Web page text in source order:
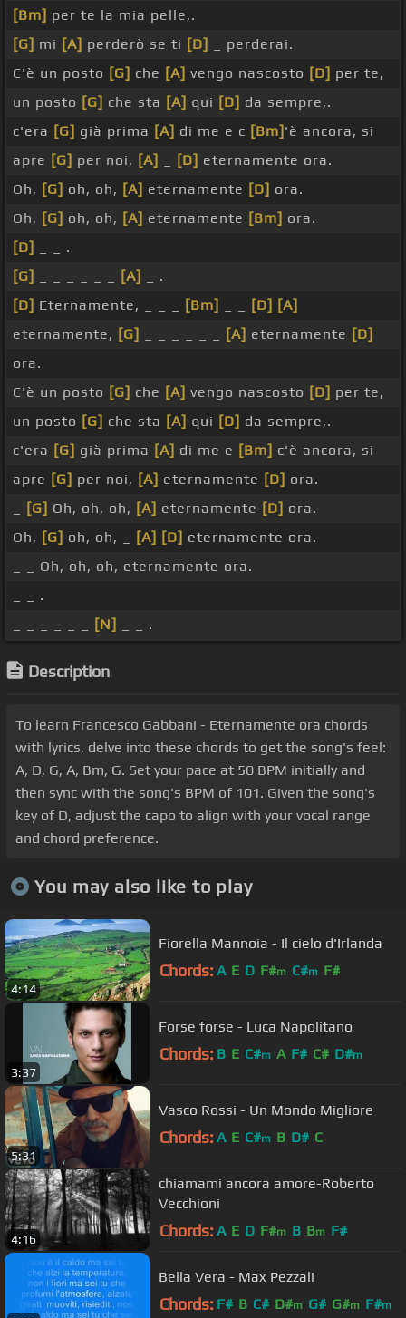
[Bm] per te la mia pelle,.
[G] mi [A] perderò se ti [D]
_ perderai.
C'è un posto [G] che [A] vengo nascosto [D] per te,
un posto [G] che sta [A] qui [D] da sempre,.
c'era [G] già prima [A] di me e c [Bm] 'è ancora, si
apre [G] per noi, [A] [D] eternamente ora.
Oh, [G] oh, oh, [A] eternamente [D] ora.
Oh, [G] oh, oh, [A] eternamente [Bm] ora.
[D]
_ _ .
[G]
[A]
_ .
[D] Eternamente, _ _ _ [Bm] [D] [A]
eternamente, [G] [A] eternamente [D]
ora.
C'è un posto [G] che [A] vengo nascosto [D] per te,
un posto [G] che sta [A] qui [D] da sempre,.
c'era [G] già prima [A] di me e [Bm] c'è ancora, si
apre [G] per noi, [A] eternamente [D] ora.
[G] Oh, oh, oh, [A] eternamente [D] ora.
Oh, [G] oh, oh, _ [A] [D] eternamente ora.
_ _ Oh, oh, oh, eternamente ora.
_ _ .
[N] _ _ .
Description
To learn Francesco Gabbani - Eternamente ora chords
with lyrics, delve into these chords to get the song's feel:
A, D, G, A, Bm, G. Set your pace at 50 BPM initially and
then sync with the song's BPM of 101. Given the song's
key of D, adjust the capo to align with your vocal range
and chord preference.
You may also like to play
4:14
Fiorella Mannoia - Il cielo d'Irlanda
Chords: A E D F#m C#m F#
3:37
Forse forse - Luca Napolitano
Chords: B E C#m A F# C# D#m
5:31
Vasco Rossi - Un Mondo Migliore
Chords: A E C#m B D# C
4:16
chiamami ancora amore-Roberto
Vecchioni
Chords: A E D F#m B Bm F#
Bella Vera - Max Pezzali
Chords: F# B C# D#m G# G#m F#m